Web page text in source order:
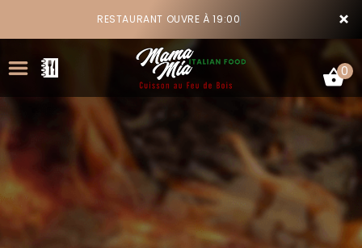
×
RESTAURANT OUVRE À 19:00
ACCUEIL
LA CARTE
0